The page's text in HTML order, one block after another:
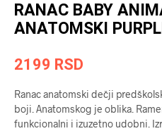
RANAC BABY
ANATOMSKI
2199 RSD
Ranac anatomski dečji
boji. Anatomskog je oblika.
funkcionalni i izuzetno udobni.